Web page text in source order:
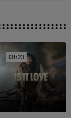
13h23
13h23